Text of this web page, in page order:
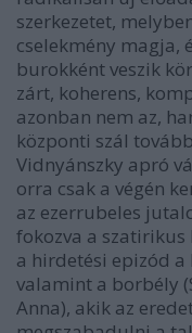
szerkezetet,
cselekmény magja,
burokként veszik
zárt, koherens,
azonban nem az,
központi szál
Vidnyánszky apró
orra csak a végén
az ezerrubeles
fokozva a szatirikus
a hirdetési epizód a
valamint a borbély
Anna), akik az